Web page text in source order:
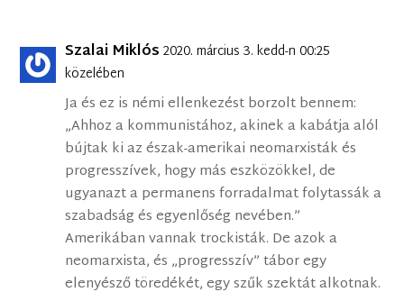
Szalai Miklós 2020. március 3. kedd-n 00:25
közelében
Ja és ez is némi ellenkezést borzolt bennem:
„Ahhoz a kommunistához, akinek a kabátja alól
bújtak ki az észak-amerikai neomarxisták és
progresszívek, hogy más eszközökkel, de
ugyanazt a permanens forradalmat folytassák a
szabadság és egyenlőség nevében.”
Amerikában vannak trockisták. De azok a
neomarxista, és „progresszív” tábor egy
elenyésző töredékét, egy szűk szektát alkotnak.